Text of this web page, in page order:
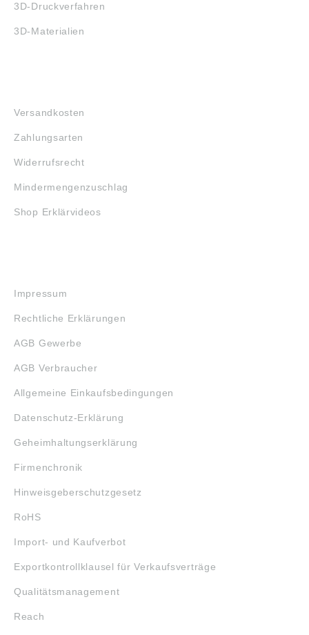
3D-Druckverfahren
3D-Materialien
Versandkosten
Zahlungsarten
Widerrufsrecht
Mindermengenzuschlag
Shop Erklärvideos
Impressum
Rechtliche Erklärungen
AGB Gewerbe
AGB Verbraucher
Allgemeine Einkaufsbedingungen
Datenschutz-Erklärung
Geheimhaltungserklärung
Firmenchronik
Hinweisgeberschutzgesetz
RoHS
Import- und Kaufverbot
Exportkontrollklausel für Verkaufsverträge
Qualitätsmanagement
Reach